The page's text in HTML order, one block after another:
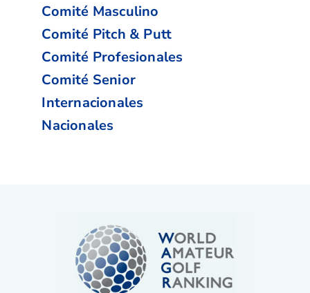
Comité Masculino
Comité Pitch & Putt
Comité Profesionales
Comité Senior
Internacionales
Nacionales